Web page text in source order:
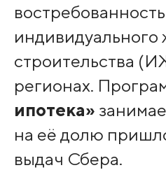
строительства
регионах.
ипотека»
на её долю
выдач Сбера.